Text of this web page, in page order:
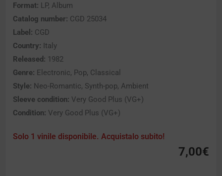
Format: LP, Album
Catalog number: CGD 25034
Label: CGD
Country: Italy
Released: 1982
Genre: Electronic, Pop, Classical
Style: Neo-Romantic, Synth-pop, Ambient
Sleeve condition: Very Good Plus (VG+)
Condition: Very Good Plus (VG+)
Solo 1 vinile disponibile. Acquistalo subito!
7,00€